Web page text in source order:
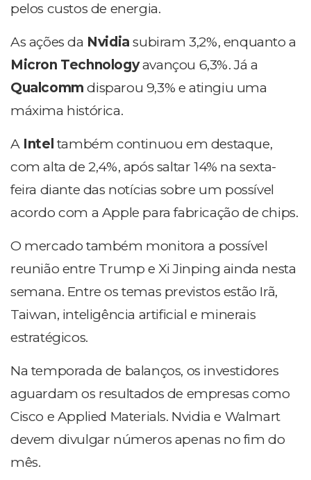
pelos custos de energia.
As ações da Nvidia subiram 3,2%, enquanto a
Micron Technologyavançou 6,3%. Já a
Qualcomm disparou 9,3% e atingiu uma
máxima histórica.
A Intel também continuou em destaque,
com alta de 2,4%, após saltar 14% na sexta-
feira diante das notícias sobre um possível
acordo com a Apple para fabricação de chips.
O mercado também monitora a possível
reunião entre Trump e Xi Jinping ainda nesta
semana. Entre os temas previstos estão Irã,
Taiwan, inteligência artificial e minerais
estratégicos.
Na temporada de balanços, os investidores
aguardam os resultados de empresas como
Cisco e Applied Materials. Nvidia e Walmart
devem divulgar números apenas no fim do
mês.